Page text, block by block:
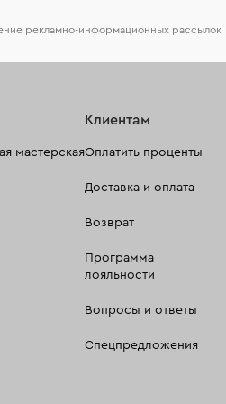
рекламно-информационных рассылок
мастерская
Клиентам
Оплатить проценты
Доставка и оплата
Возврат
Программа
лояльности
Вопросы и ответы
Спецпредложения